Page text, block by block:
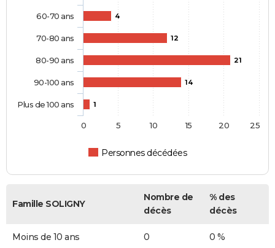
4
12
21
14
1
Personnes décédées
60-70 ans
70-80 ans
80-90 ans
90-100 ans
Plus de 100 ans
0 5 10 15 20 25
Famille SOLIGNY
Nombre de
décès
% des
décès
Moins de 10 ans 0 0 %